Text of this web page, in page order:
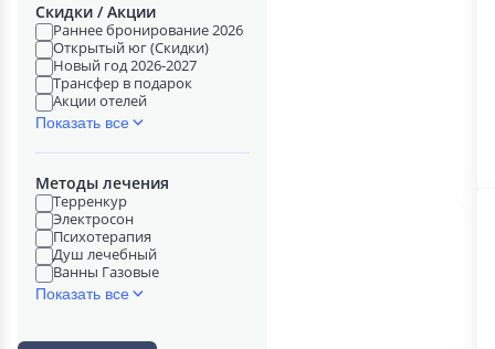
Скидки / Акции
Раннее бронирование 2026
Открытый юг (Скидки)
Новый год 2026-2027
Трансфер в подарок
Акции отелей
Показать все
Методы лечения
Терренкур
Электросон
Психотерапия
Душ лечебный
Ванны Газовые
Показать все